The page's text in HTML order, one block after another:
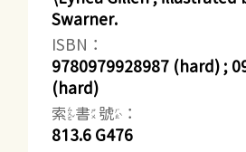
Swarner.
ISBN：
9780979928987 (hard) ;
(hard)
索書號：
813.6 G476